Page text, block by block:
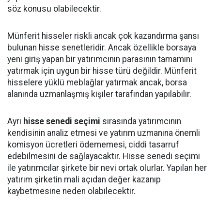
söz konusu olabilecektir.
Münferit hisseler riskli ancak çok kazandırma şansı
bulunan hisse senetleridir. Ancak özellikle borsaya
yeni giriş yapan bir yatırımcının parasının tamamını
yatırmak için uygun bir hisse türü değildir. Münferit
hisselere yüklü meblağlar yatırmak ancak, borsa
alanında uzmanlaşmış kişiler tarafından yapılabilir.
Ayrı hisse senedi seçimi sırasında yatırımcının
kendisinin analiz etmesi ve yatırım uzmanına önemli
komisyon ücretleri ödememesi, ciddi tasarruf
edebilmesini de sağlayacaktır. Hisse senedi seçimi
ile yatırımcılar şirkete bir nevi ortak olurlar. Yapılan her
yatırım şirketin mali açıdan değer kazanıp
kaybetmesine neden olabilecektir.